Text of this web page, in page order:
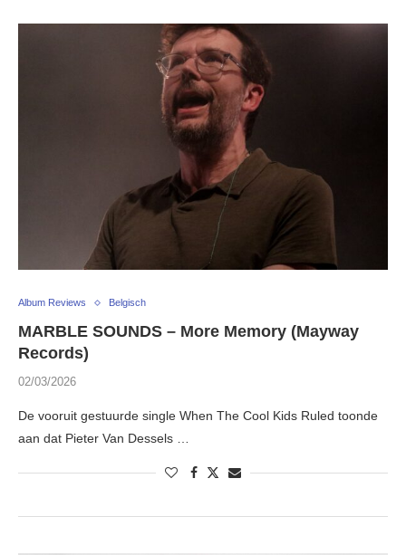
Album Reviews Belgisch
MARBLE SOUNDS – More Memory (Mayway
Records)
02/03/2026
De vooruit gestuurde single When The Cool Kids Ruled toonde
aan dat Pieter Van Dessels …